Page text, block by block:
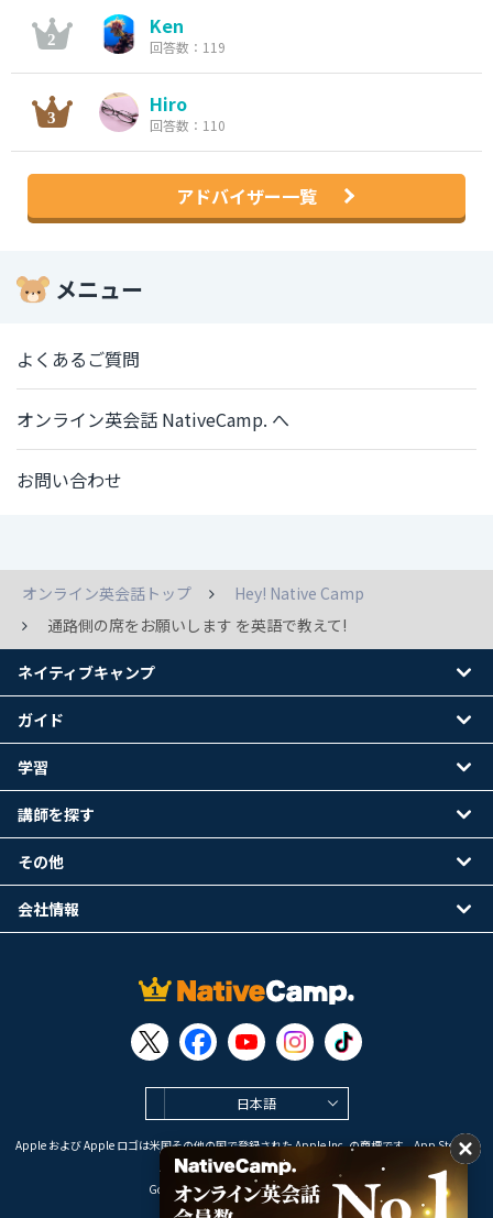
Ken
回答数：119
Hiro
回答数：110
アドバイザー一覧
メニュー
よくあるご質問
オンライン英会話 NativeCamp. へ
お問い合わせ
オンライン英会話トップ
Hey! Native Camp
通路側の席をお願いします を英語で教えて!
日本語
Apple および Apple ロゴは米国その他の国で登録された Apple Inc. の商標です。App Store は
Apple Inc. のサービスマークです。
Google Play は Google LLC の商標です。
ネイティブキャンプ
ガイド
学習
講師を探す
その他
会社情報